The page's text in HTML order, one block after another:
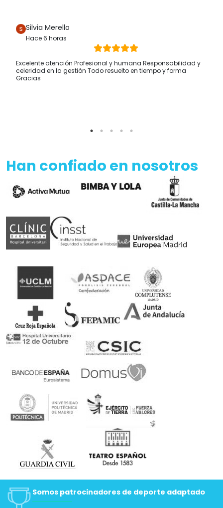
Silvia Merello
Hace 6 horas
Excelente atención Profesional y humana Responsabilidad y
celeridad en la gestión Todo resuelto en tiempo y forma
Gracias
Han confiado en nosotros
Somos patrocinadores de deporte adaptado